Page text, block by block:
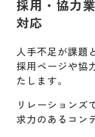
株式
まとめ:
ージ制
採用・協力
対応
人手不足が課題
採用ページや協
たします。
リレーションズ
求力のあるコン